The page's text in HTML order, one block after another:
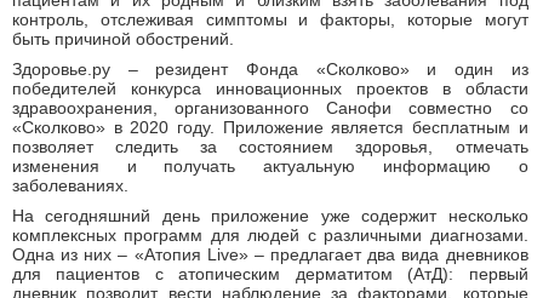
контроль, отслеживая симптомы и факторы, которые могут
быть причиной обострений.
Здоровье.ру – резидент Фонда «Сколково» и один из
победителей конкурса инновационных проектов в области
здравоохранения, организованного Санофи совместно со
«Сколково» в 2020 году. Приложение является бесплатным и
позволяет следить за состоянием здоровья, отмечать
изменения и получать актуальную информацию о
заболеваниях.
На сегодняшний день приложение уже содержит несколько
комплексных программ для людей с различными диагнозами.
Одна из них – «Атопия Live» – предлагает два вида дневников
для пациентов с атопическим дерматитом (АтД): первый
дневник позволит вести наблюдение за факторами, которые